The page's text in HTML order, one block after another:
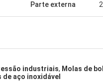
Parte externa
industriais, Molas de
aço inoxidável